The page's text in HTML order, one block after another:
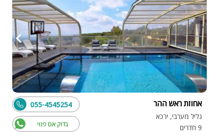
אחוזת ראש ההר
גליל מערבי, ירכא
9 חדרים
בדוק אם פנוי
055-4545254